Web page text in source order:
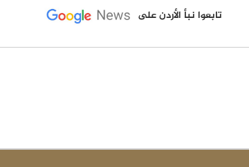
تابعوا نبأ الأردن على